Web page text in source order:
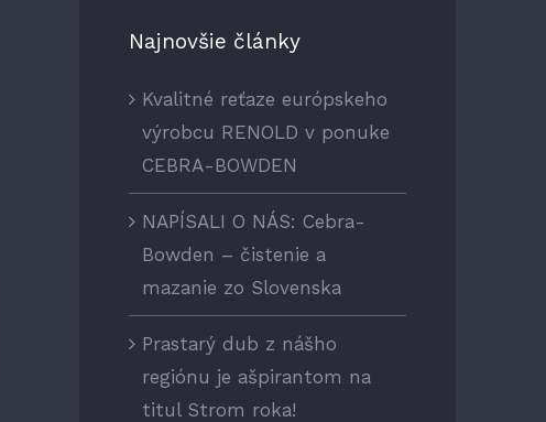
Najnovšie články
Kvalitné reťaze európskeho
výrobcu RENOLD v ponuke
CEBRA-BOWDEN
NAPÍSALI O NÁS: Cebra-
Bowden – čistenie a
mazanie zo Slovenska
Prastarý dub z nášho
regiónu je ašpirantom na
titul Strom roka!